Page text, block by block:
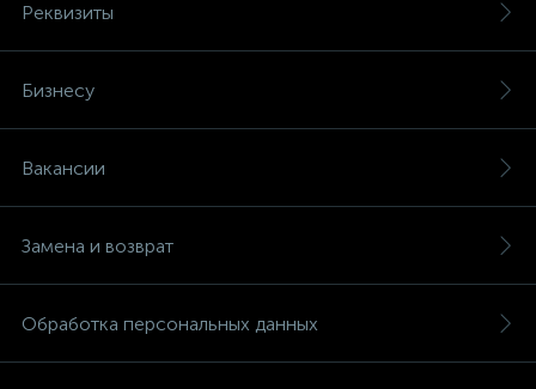
Реквизиты
Бизнесу
Вакансии
Замена и возврат
Обработка персональных данных